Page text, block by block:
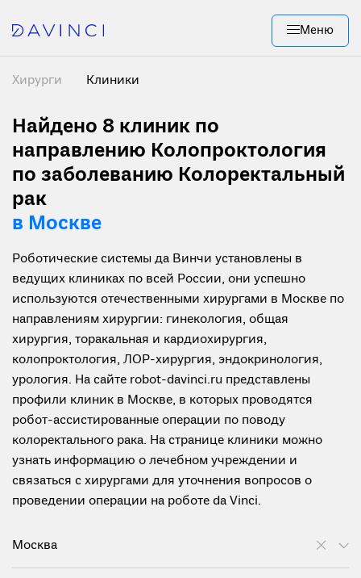
Меню
Хирурги Клиники
Найдено 8 клиник по
направлению Колопроктология
по заболеванию Колоректальный
рак
в Москве
Роботические системы да Винчи установлены в
ведущих клиниках по всей России, они успешно
используются отечественными хирургами в Москве по
направлениям хирургии: гинекология, общая
хирургия, торакальная и кардиохирургия,
колопроктология, ЛОР-хирургия, эндокринология,
урология. На сайте robot-davinci.ru представлены
профили клиник в Москве, в которых проводятся
робот-ассистированные операции по поводу
колоректального рака. На странице клиники можно
узнать информацию о лечебном учреждении и
связаться с хирургами для уточнения вопросов о
проведении операции на роботе da Vinci.
Москва